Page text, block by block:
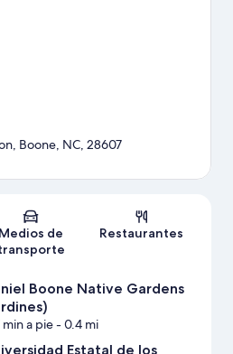
Sección del mapa
Boone, NC, 28607
Medios de
Restaurantes
Boone Native Gardens
min a pie- 0.4 mi
Estatal de los